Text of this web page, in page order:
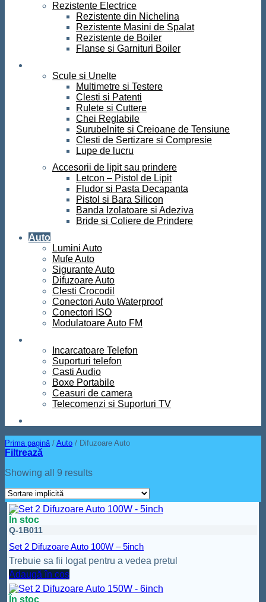
Rezistente Electrice
Rezistente din Nichelina
Rezistente Masini de Spalat
Rezistente de Boiler
Flanse si Garnituri Boiler
Scule si Unelte
Multimetre si Testere
Clesti si Patenti
Rulete si Cuttere
Chei Reglabile
Surubelnite si Creioane de Tensiune
Clesti de Sertizare si Compresie
Lupe de lucru
Accesorii de lipit sau prindere
Letcon – Pistol de Lipit
Fludor si Pasta Decapanta
Pistol si Bara Silicon
Banda Izolatoare si Adeziva
Bride si Coliere de Prindere
Auto
Lumini Auto
Mufe Auto
Sigurante Auto
Difuzoare Auto
Clesti Crocodil
Conectori Auto Waterproof
Conectori ISO
Modulatoare Auto FM
Incarcatoare Telefon
Suporturi telefon
Casti Audio
Boxe Portabile
Ceasuri de camera
Telecomenzi si Suporturi TV
Prima pagină / Auto / Difuzoare Auto
Filtrează
Showing all 9 results
În stoc
Q-1B011
Set 2 Difuzoare Auto 100W – 5inch
Trebuie sa fii logat pentru a vedea pretul
Adaugă în coș
În stoc